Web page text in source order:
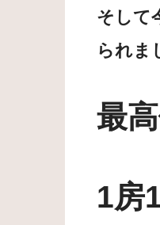
そして
られま
最
1房